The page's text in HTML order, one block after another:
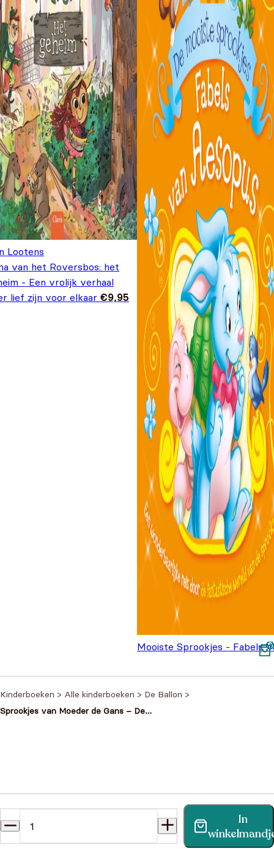
Lootens
van het Roversbos: het
- Een vrolijk verhaal
lief zijn voor elkaar €9,95
Mooiste Sprookjes - Fabels
Kinderboeken > Alle kinderboeken > De Ballon >
Sprookjes van Moeder de Gans – De
In
Vind binnen no-time antwoord op je vraag op onze
klantenservice pagina.